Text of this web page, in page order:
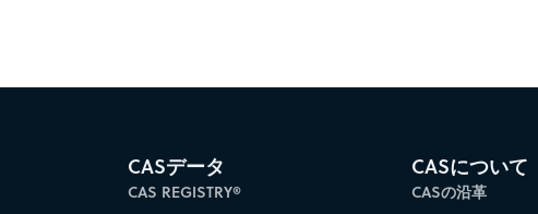
CASデータ
CAS REGISTRY®
CASについて
CASの沿革